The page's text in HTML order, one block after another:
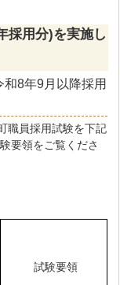
採用分)を実施し
和8年9月以降採用
職員採用試験を下記
要領をご覧くださ
試験要領